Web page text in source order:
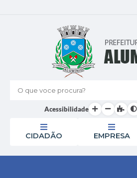
O que voce procura?
Acessibilidade
CIDADÃO EMPRESA